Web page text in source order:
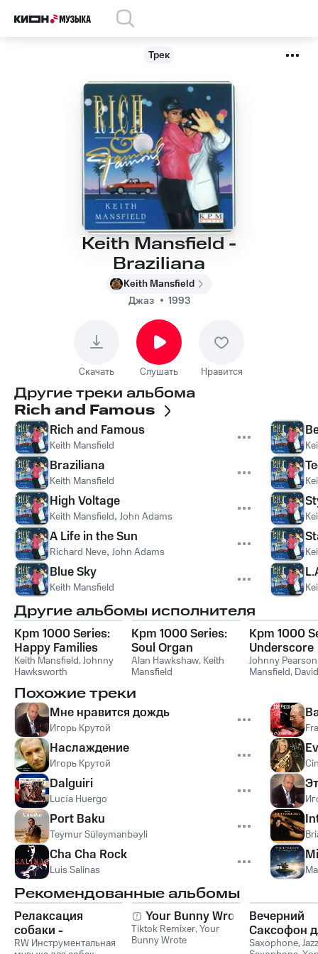
Трек
Keith Mansfield -
Braziliana
Keith Mansfield
Джаз
1993
Скачать Слушать Нравится
Другие треки альбома
Rich and Famous
Rich and Famous
Keith Mansfield
Braziliana
Keith Mansfield
High Voltage
Keith Mansfield, John Adams
A Life in the Sun
Richard Neve, John Adams
Blue Sky
Keith Mansfield
Другие альбомы исполнителя
Kpm 1000 Series:
Happy Families
Keith Mansfield,Johnny
Hawksworth
Kpm 1000 Series:
Soul Organ
Showcase
Alan Hawkshaw, Keith
Mansfield
Kpm 1000
Underscore
Johnny Pearson
Mansfield,
Похожие треки
Мне нравится дождь
Игорь Крутой
Наслаждение
Игорь Крутой
Dalguiri
Lucía Huergo
Port Baku
Teymur Süleymanbəyli
Cha Cha Rock
Luis Salinas
Рекомендованные альбомы
Релаксация
собаки -
Расслабляющая
RW Инструментальная
Your Bunny Wrote
Tiktok Remixer,Your
Bunny Wrote
Вечерний
Саксофон
Души
Saxophone,Jazz